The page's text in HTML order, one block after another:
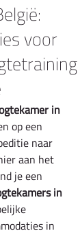
voor
in
op een
naar
aan het
je een
in
in